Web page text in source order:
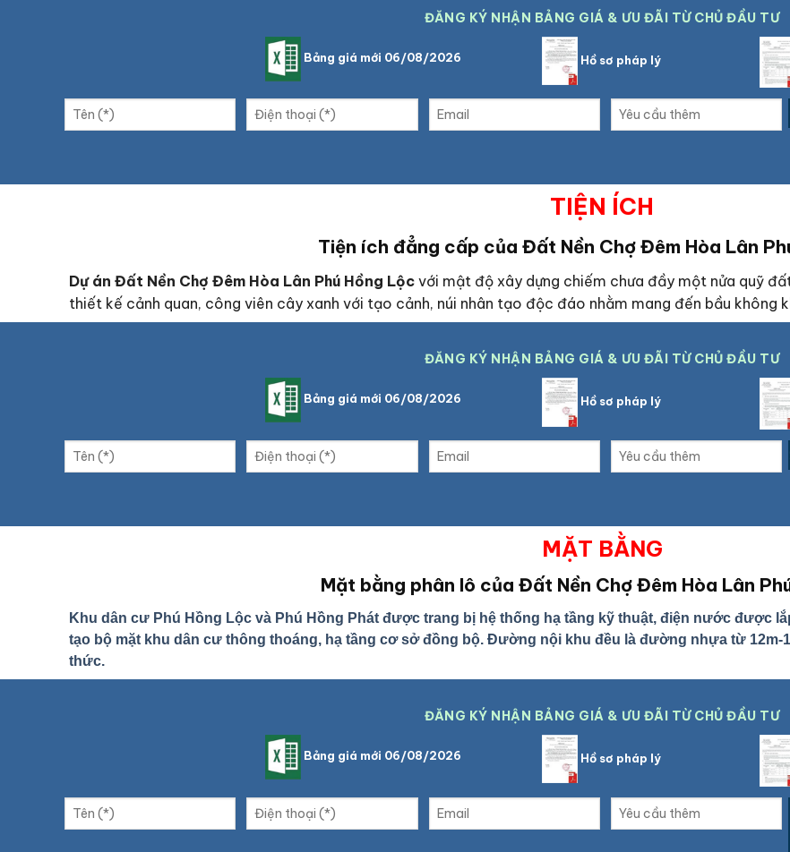
ĐĂNG KÝ NHẬN BẢNG GIÁ & ƯU ĐÃI TỪ CHỦ ĐẦU TƯ
Bảng giá mới 06/08/2026 Hồ sơ pháp lý
TIỆN ÍCH
Tiện ích đẳng cấp của Đất Nền Chợ Đêm Hòa Lân
Dự án Đất Nền Chợ Đêm Hòa Lân Phú Hồng Lộc với mật độ xây dựng chiếm chưa đầy một nửa quỹ
thiết kế cảnh quan, công viên cây xanh với tạo cảnh, núi nhân tạo độc đáo nhằm mang đến bầu không
ĐĂNG KÝ NHẬN BẢNG GIÁ & ƯU ĐÃI TỪ CHỦ ĐẦU TƯ
Bảng giá mới 06/08/2026 Hồ sơ pháp lý
MẶT BẰNG
Mặt bằng phân lô của Đất Nền Chợ Đêm Hòa Lân
Khu dân cư Phú Hồng Lộc và Phú Hồng Phát được trang bị hệ thống hạ tầng kỹ thuật, điện nước được
tạo bộ mặt khu dân cư thông thoáng, hạ tầng cơ sở đồng bộ. Đường nội khu đều là đường nhựa từ 12m-
thức.
ĐĂNG KÝ NHẬN BẢNG GIÁ & ƯU ĐÃI TỪ CHỦ ĐẦU TƯ
Bảng giá mới 06/08/2026 Hồ sơ pháp lý